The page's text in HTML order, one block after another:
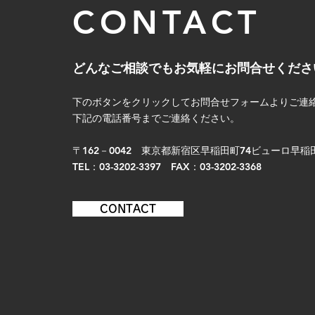
CONTACT
どんなご相談でもお気軽にお問合せくださ
下のボタンをクリックしてお問合せフォームよりご連
下記の電話番号までご連絡ください。
〒162－0042 東京都新宿区早稲田町74ビューロ早稲
TEL：03-3202-3397 FAX：03-3202-3368
CONTACT